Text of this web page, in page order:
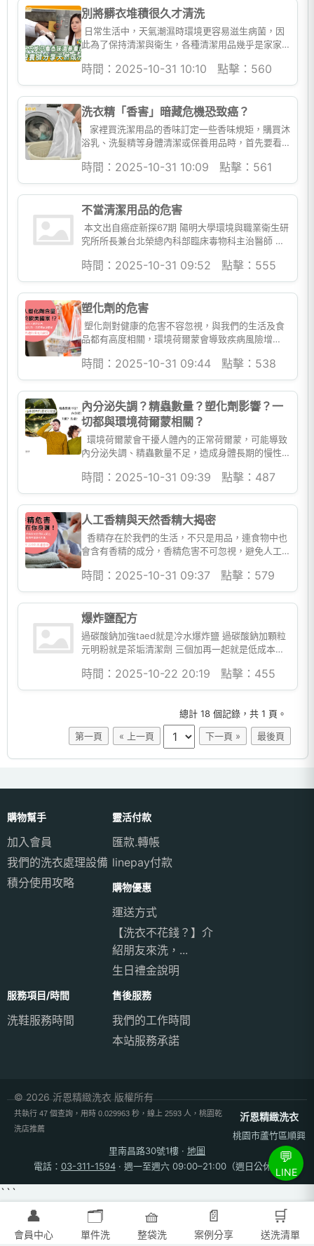
別將髒衣堆積很久才清洗
日常生活中，天氣潮濕時環境更容易滋生病菌，因
此為了保持清潔與衛生，各種清潔用品幾乎是家家
減少病菌傳染的風...
時間：2025-10-31 10:10 點擊：560
洗衣精「香害」暗藏危機恐致癌？
家裡買洗潔用品的香味訂定一些香味規矩，購買沐
浴乳、洗髮精等身體清潔或保養用品時，首先要看
來...
時間：2025-10-31 10:09 點擊：561
不當清潔用品的危害
本文出自癌症新探67期 陽明大學環境與職業衛生研
究所所長兼台北榮總內科部臨床毒物科主治醫師 楊
家也是每...
時間：2025-10-31 09:52 點擊：555
塑化劑的危害
塑化劑對健康的危害不容忽視，與我們的生活及食
品都有高度相關，環境荷爾蒙會導致疾病風險增
共同打造健康生活環...
時間：2025-10-31 09:44 點擊：538
內分泌失調？精蟲數量？塑化劑影響？一
切都與環境荷爾蒙相關？
環境荷爾蒙會干擾人體內的正常荷爾蒙，可能導致
內分泌失調、精蟲數量不足，造成身體長期的慢性
測身體內的毒素...
時間：2025-10-31 09:39 點擊：487
人工香精與天然香精大揭密
香精存在於我們的生活，不只是用品，連食物中也
會含有香精的成分，香精危害不可忽視，避免人工
生活環境。 &...
時間：2025-10-31 09:37 點擊：579
爆炸鹽配方
過碳酸鈉加強taed就是冷水爆炸鹽 過碳酸鈉加顆粒
元明粉就是茶垢清潔劑 三個加再一起就是低成本冷
時間：2025-10-22 20:19 點擊：455
總計 18 個記錄，共 1 頁。
第一頁
« 上一頁 下一頁 » 最後頁
購物幫手
加入會員
我們的洗衣處理設備
積分使用攻略
靈活付款
匯款.轉帳
linepay付款
購物優惠
運送方式
【洗衣不花錢？】介
紹朋友來洗，...
生日禮金說明
服務項目/時間
洗鞋服務時間
售後服務
我們的工作時間
本站服務承諾
© 2026 沂恩精緻洗衣 版權所有
共執行 47 個查詢，用時 0.029963 秒，線上 2593 人，桃園乾
洗店推薦
沂恩精緻洗衣
桃園市蘆竹區順興
里南昌路30號1樓 · 地圖
電話： 03-311-1594· 週一至週六 09:00–21:00（週日公休）
👤
會員中心
🗂️
單件洗
🧺
整袋洗
📄
案例分享
🛒
送洗清單
💬
LINE
```